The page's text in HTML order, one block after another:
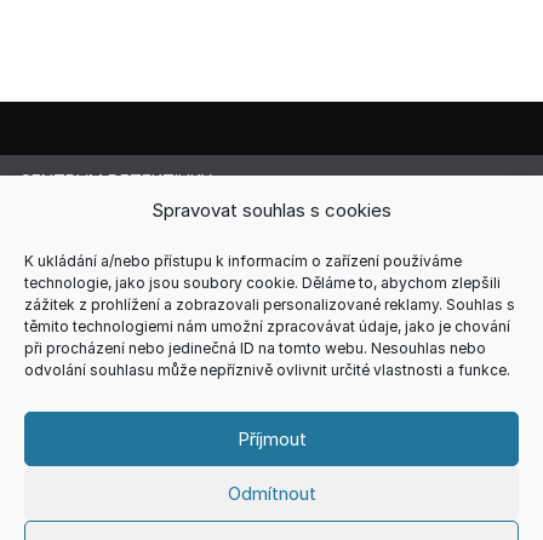
Spravovat souhlas s cookies
K ukládání a/nebo přístupu k informacím o zařízení používáme
technologie, jako jsou soubory cookie. Děláme to, abychom zlepšili
zážitek z prohlížení a zobrazovali personalizované reklamy. Souhlas s
těmito technologiemi nám umožní zpracovávat údaje, jako je chování
při procházení nebo jedinečná ID na tomto webu. Nesouhlas nebo
odvolání souhlasu může nepříznivě ovlivnit určité vlastnosti a funkce.
Příjmout
Odmítnout
CENTRUM DETEKTIVKY
Lucie Cermanová
Telefon: +420 607 856 085
E-mail: redakce@centrum-detektivky.cz
Jakékoliv přebírání obsahu povoleno pouze s písemným
souhlasem redakce.
ZÁSADY ZPRACOVÁNÍ OSOBNÍCH ÚDAJŮ
Copyright © 2026CENTRUM DETEKTIVKYTheme. All rights